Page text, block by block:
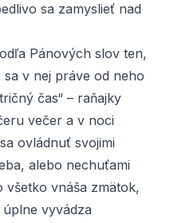
sa zamyslieť nad
Pánových slov ten,
v nej práve od neho
čas“ – raňajky
večer a v noci
ovládnuť svojimi
alebo nechuťami
vnáša zmätok,
vyvádza